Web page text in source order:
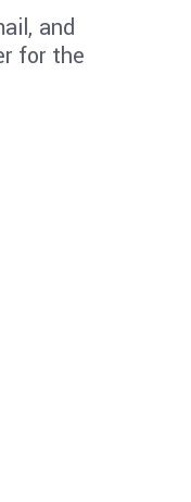
and
for the